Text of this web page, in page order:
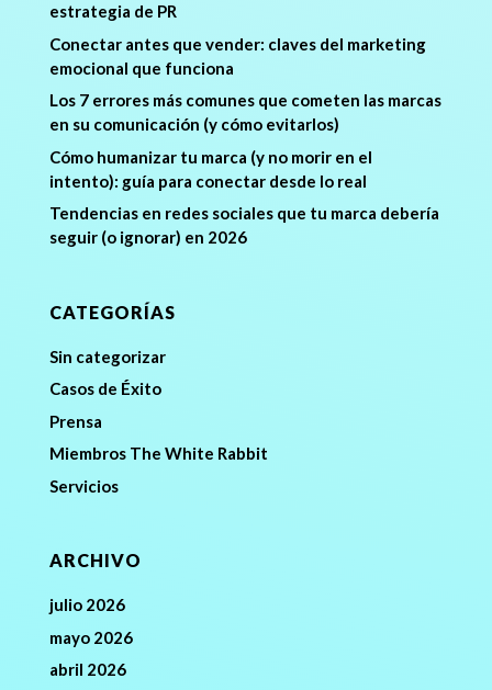
estrategia de PR
Conectar antes que vender: claves del marketing
emocional que funciona
Los 7 errores más comunes que cometen las marcas
en su comunicación (y cómo evitarlos)
Cómo humanizar tu marca (y no morir en el
intento): guía para conectar desde lo real
Tendencias en redes sociales que tu marca debería
seguir (o ignorar) en 2026
CATEGORÍAS
Sin categorizar
Casos de Éxito
Prensa
Miembros The White Rabbit
Servicios
ARCHIVO
julio 2026
mayo 2026
abril 2026